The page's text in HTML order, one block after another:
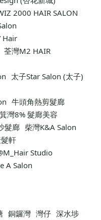
2000 HAIR SALON
Hair
荃灣M2 HAIR
太子Star Salon (太子)
牛頭角熱剪髮廊
灣8% 髮廊美容
髮廊 柴灣K&A Salon
軒
Studio
A Salon
銅鑼灣 灣仔 深水埗